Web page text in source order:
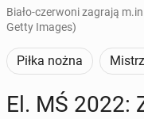
Biało-czerwoni zagrają
Getty Images)
Piłka nożna
El. MŚ 2022: